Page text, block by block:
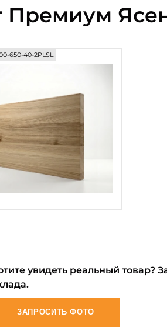
650-40-2PLSL
увидеть реальный товар?
ЗАПРОСИТЬ ФОТО